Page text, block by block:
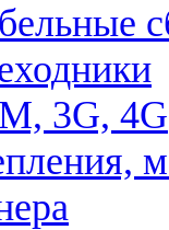
3G, 4G